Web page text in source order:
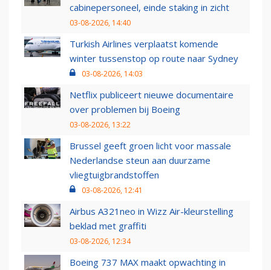
cabinepersoneel, einde staking in zicht
03-08-2026, 14:40
Turkish Airlines verplaatst komende
winter tussenstop op route naar Sydney
03-08-2026, 14:03
Netflix publiceert nieuwe documentaire
over problemen bij Boeing
03-08-2026, 13:22
Brussel geeft groen licht voor massale
Nederlandse steun aan duurzame
vliegtuigbrandstoffen
03-08-2026, 12:41
Airbus A321neo in Wizz Air-kleurstelling
beklad met graffiti
03-08-2026, 12:34
Boeing 737 MAX maakt opwachting in